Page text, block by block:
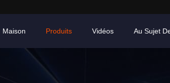
Maison Produits Vidéos Au Sujet